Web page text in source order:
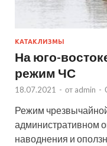
КАТАКЛИЗМЫ
На юго-
режим ЧС
18.07.2021 - от admin -
Режим
административном
наводнения и